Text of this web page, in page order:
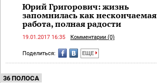
Юрий Григорович: жизнь
запомнилась как нескончаемая
работа, полная радости
19.01.2017 16:35 Комментарии (0)
Поделиться: ЕЩЕ
36 ПОЛОСА